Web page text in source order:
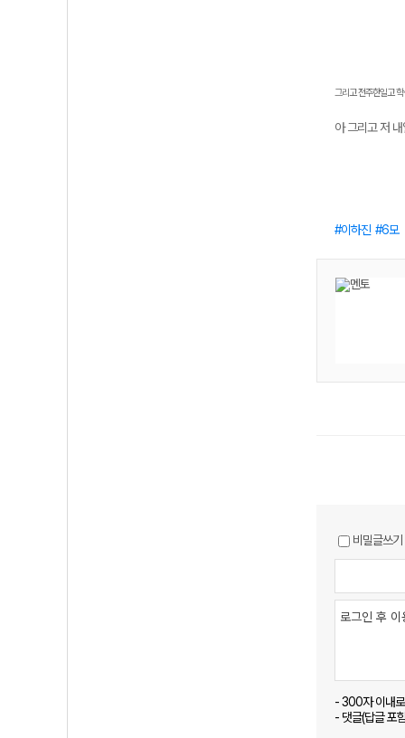
그리고 전주한일고
아 그리고 저
이하진 6모
비밀글쓰기
- 300자 이내
- 댓글(답글 포